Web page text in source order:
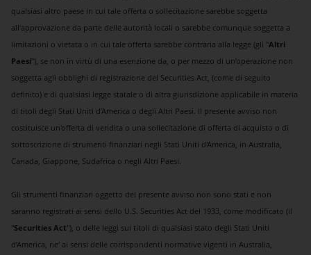
qualsiasi altro paese in cui tale offerta o sollecitazione sarebbe soggetta
all'approvazione da parte delle autorità locali o sarebbe comunque soggetta a
limitazioni o vietata o in cui tale offerta sarebbe contraria alla legge (gli "Altri
Paesi"), se non in virtù di una esenzione da, o per mezzo di un’operazione non
soggetta agli obblighi di registrazione del Securities Act, (come di seguito
definito) e di qualsiasi legge statale o di altra giurisdizione applicabile in materia
di titoli degli Stati Uniti d’America o degli Altri Paesi. Il presente avviso non
costituisce un'offerta di vendita o una sollecitazione di offerta di acquisto o di
sottoscrizione di strumenti finanziari negli Stati Uniti d'America, in Australia,
Canada, Giappone, Sudafrica o negli Altri Paesi.
Gli strumenti finanziari oggetto del presente avviso non sono stati e non
saranno registrati ai sensi dello U.S. Securities Act del 1933, come modificato (il
"Securities Act"), o delle leggi sui titoli di qualsiasi stato degli Stati Uniti
d’America, ne' ai sensi delle corrispondenti normative vigenti in Australia,